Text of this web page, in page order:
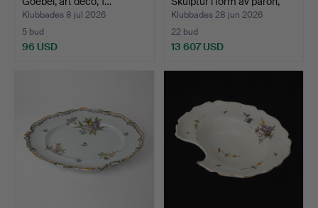
Klubbades 8 jul 2026
5 bud
96 USD
Bi…
Klubbades 28 jun 2026
22 bud
13 607 USD